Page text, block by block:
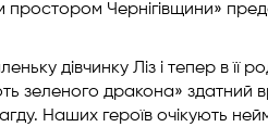
Чернігівщини»
дівчинку Ліз і тепер в її
зеленого дракона» здатний
Наших героїв очікують